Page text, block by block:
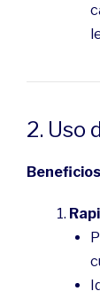
2. Uso